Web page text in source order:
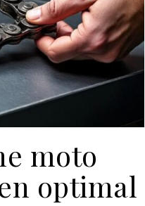
moto
optimal